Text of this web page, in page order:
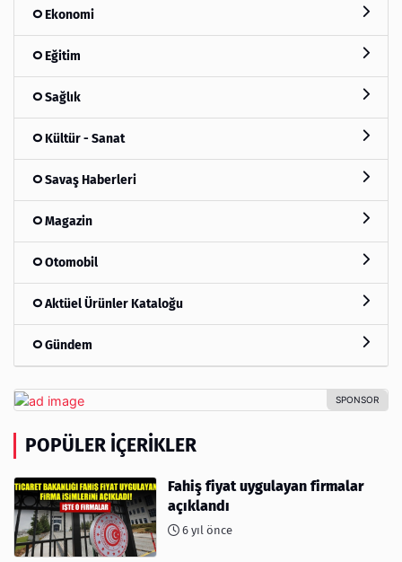
Ekonomi
Eğitim
Sağlık
Kültür - Sanat
Savaş Haberleri
Magazin
Otomobil
Aktüel Ürünler Kataloğu
Gündem
POPÜLER İÇERIKLER
Fahiş fiyat uygulayan firmalar
açıklandı
6 yıl önce